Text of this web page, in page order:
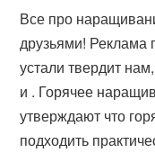
Все про
друзьями! Реклама
устали твердит
и . Горячее
утверждают что
подходить